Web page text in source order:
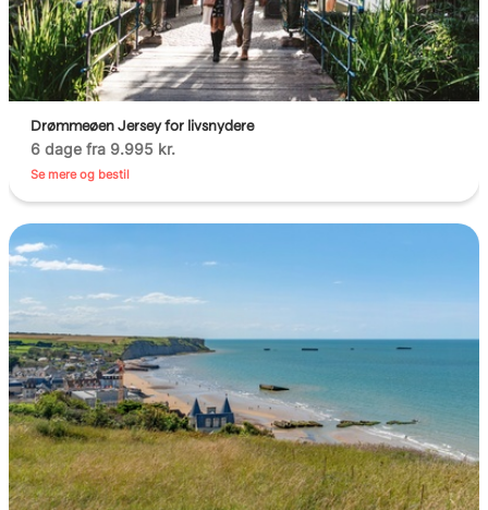
Drømmeøen Jersey for livsnydere
6 dage fra 9.995 kr.
Se mere og bestil